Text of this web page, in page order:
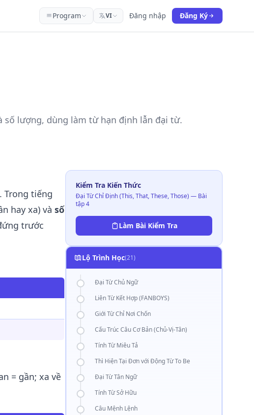
Program VI Đăng nhập Đăng Ký
lượng, dùng làm từ hạn định lẫn đại từ.
Trong tiếng
hay xa) và số
trước
= gần; xa về
Kiểm Tra Kiến Thức
Đại Từ Chỉ Định (This, That, These, Those) — Bài
tập 4
Làm Bài Kiểm Tra
Lộ Trình Học(21)
Đại Từ Chủ Ngữ
Liên Từ Kết Hợp (FANBOYS)
Giới Từ Chỉ Nơi Chốn
Cấu Trúc Câu Cơ Bản (Chủ-Vị-Tân)
Tính Từ Miêu Tả
Thì Hiện Tại Đơn với Động Từ To Be
Đại Từ Tân Ngữ
Tính Từ Sở Hữu
Câu Mệnh Lệnh